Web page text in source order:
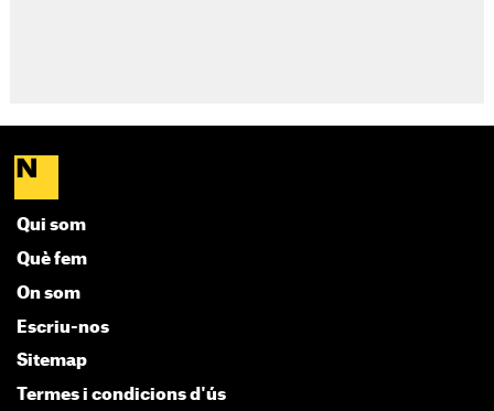
Qui som
Què fem
On som
Escriu-nos
Sitemap
Termes i condicions d'ús